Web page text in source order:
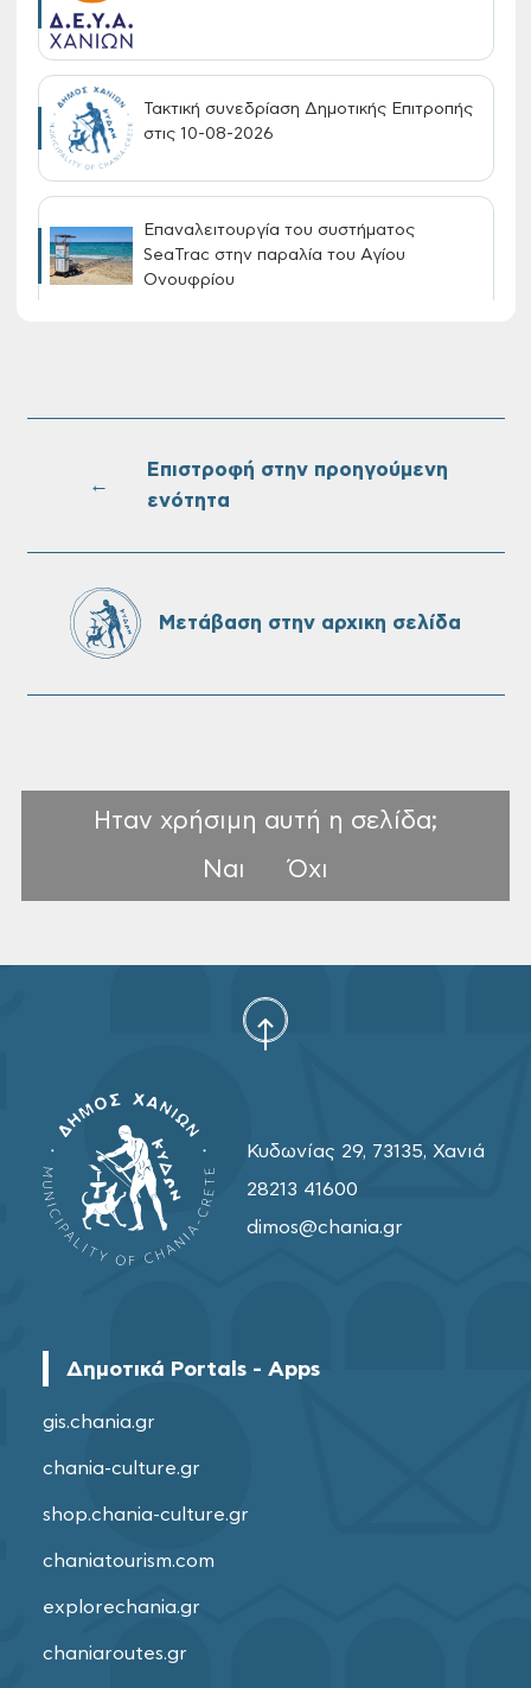
Τακτική συνεδρίαση Δημοτικής Επιτροπής
στις 10-08-2026
Επαναλειτουργία του συστήματος
SeaTrac στην παραλία του Αγίου
Ονουφρίου
πίνακες της προκήρυξης ΣΟΧ 3/2026 του
πρόσληψη προσωπικού με σχέση
σχολικών μονάδων
←
Επιστροφή στην προηγούμενη
ενότητα
Μετάβαση στην αρχικη σελίδα
Ηταν χρήσιμη αυτή η σελίδα;
Ναι
Όχι
Κυδωνίας 29, 73135, Χανιά
28213 41600
dimos@chania.gr
Δημοτικά Portals - Apps
gis.chania.gr
chania-culture.gr
shop.chania-culture.gr
chaniatourism.com
explorechania.gr
chaniaroutes.gr